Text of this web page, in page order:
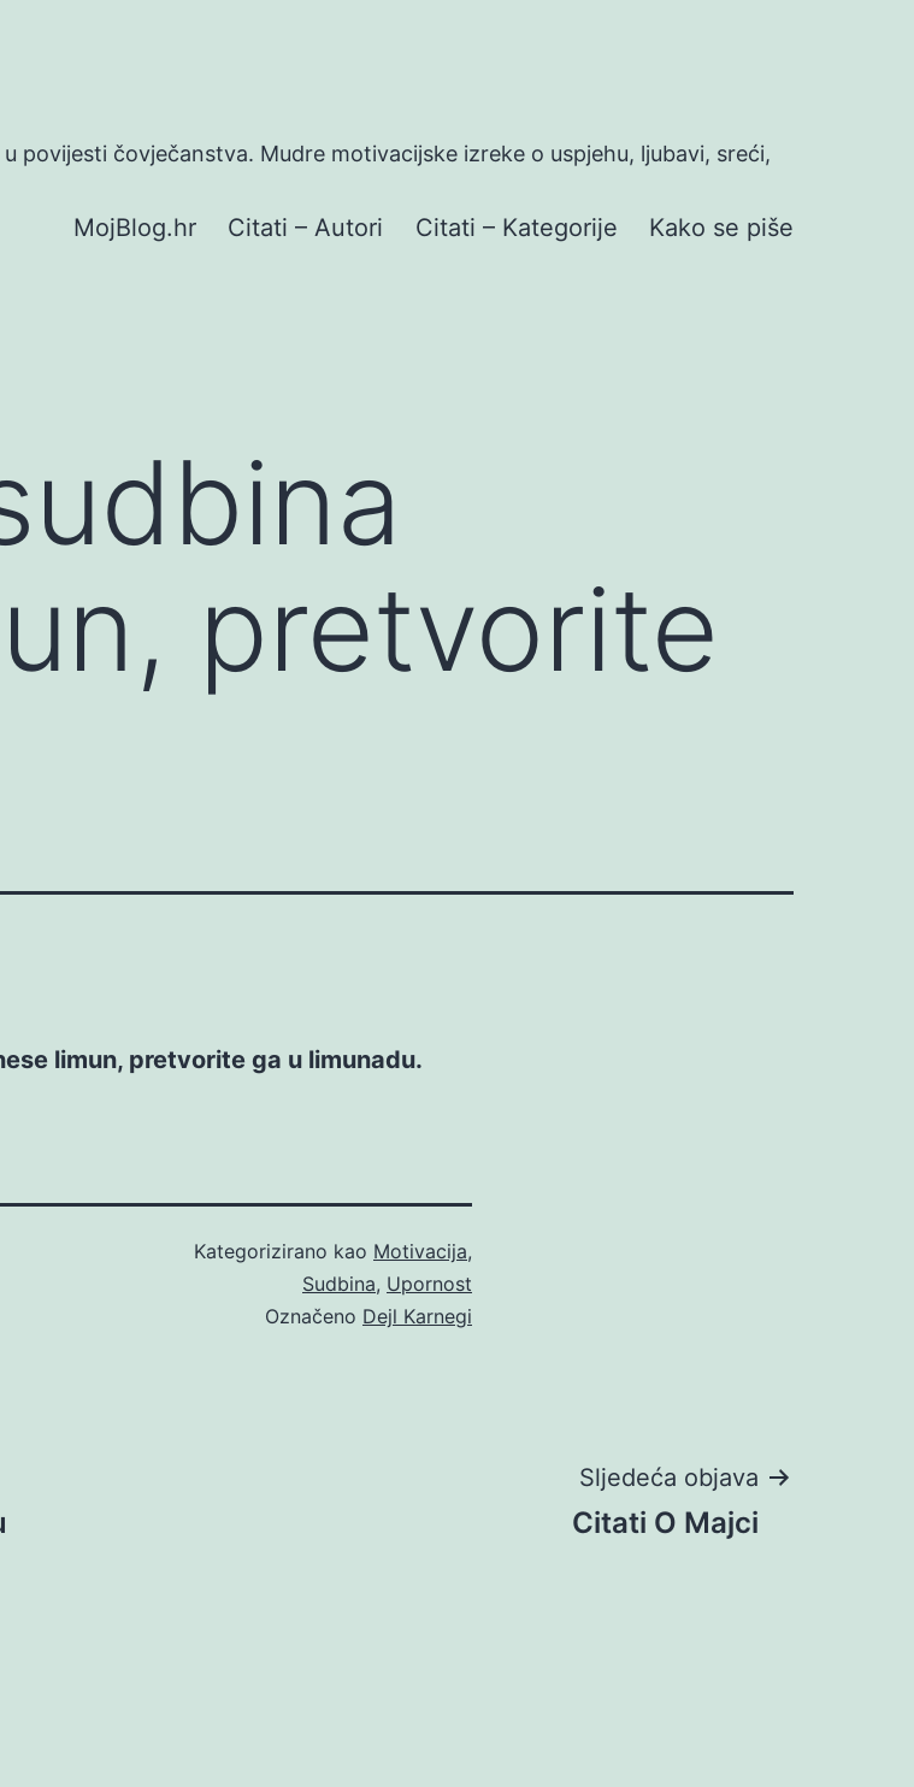
povijesti čovječanstva. Mudre motivacijske izreke o uspjehu, ljubavi, sreći,
MojBlog.hr Citati – Autori Citati – Kategorije Kako se piše
pretvorite
limun, pretvorite ga u limunadu.
Kategorizirano kao Motivacija,
Sudbina, Upornost
Označeno Dejl Karnegi
Sljedeća objava
Citati O Majci